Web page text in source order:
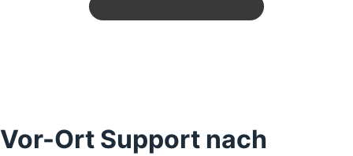
Vor-Ort Support nach